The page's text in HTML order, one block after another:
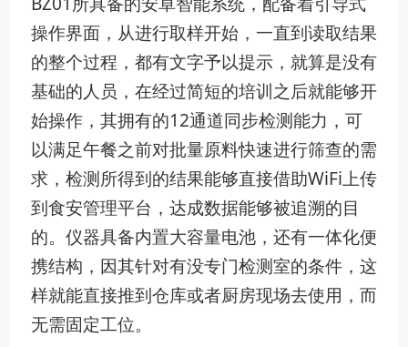
操作界面，从进行取样开始，一直到读取结果
的整个过程，都有文字予以提示，就算是没有
基础的人员，在经过简短的培训之后就能够开
始操作，其拥有的12通道同步检测能力，可
以满足午餐之前对批量原料快速进行筛查的需
求，检测所得到的结果能够直接借助WiFi上传
到食安管理平台，达成数据能够被追溯的目
的。仪器具备内置大容量电池，还有一体化便
携结构，因其针对有没专门检测室的条件，这
样就能直接推到仓库或者厨房现场去使用，而
无需固定工位。